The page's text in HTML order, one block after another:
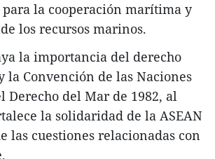
la cooperación marítima y
los recursos marinos.
la importancia del derecho
Convención de las Naciones
Derecho del Mar de 1982, al
la solidaridad de la ASEAN
las cuestiones relacionadas con